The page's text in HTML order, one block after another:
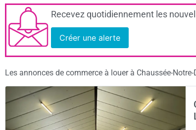
Recevez quotidiennement les
Créer une alerte
Les annonces de commerce à louer à Chaussée-